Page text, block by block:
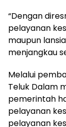
“Dengan
pelayanan
maupun
menjangkau
Melalui
Teluk Dalam
pemerintah
pelayanan
pelayanan